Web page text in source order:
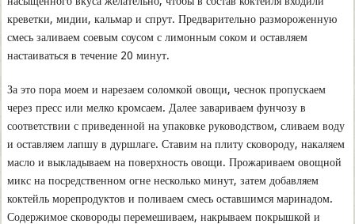
креветки, мидии, кальмар и спрут. Предварительно размороженную
смесь заливаем соевым соусом с лимонным соком и оставляем
настаиваться в течение 20 минут.
За это пора моем и нарезаем соломкой овощи, чеснок пропускаем
через пресс или мелко кромсаем. Далее завариваем фунчозу в
соответствии с приведенной на упаковке руководством, сливаем воду
и оставляем лапшу в дуршлаге. Ставим на плиту сковороду, накаляем
масло и выкладываем на поверхность овощи. Прожариваем овощной
микс на посредственном огне несколько минут, затем добавляем
коктейль морепродуктов и поливаем смесь оставшимся маринадом.
Содержимое сковороды перемешиваем, накрываем покрышкой и